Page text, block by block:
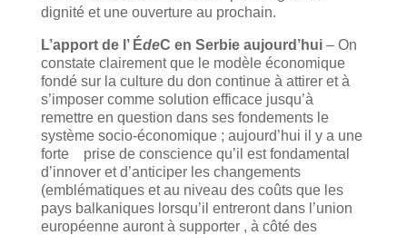
dignité et une ouverture au prochain.
L’apport de l’ ÉdeC en Serbie aujourd’hui– On
constate clairement que le modèle économique
fondé sur la culture du don continue à attirer et à
s’imposer comme solution efficace jusqu’à
remettre en question dans ses fondements le
système socio-économique ; aujourd’hui il y a une
forte prise de conscience qu’il est fondamental
d’innover et d’anticiper les changements
(emblématiques et au niveau des coûts que les
pays balkaniques lorsqu’il entreront dans l’union
européenne auront à supporter , à côté des